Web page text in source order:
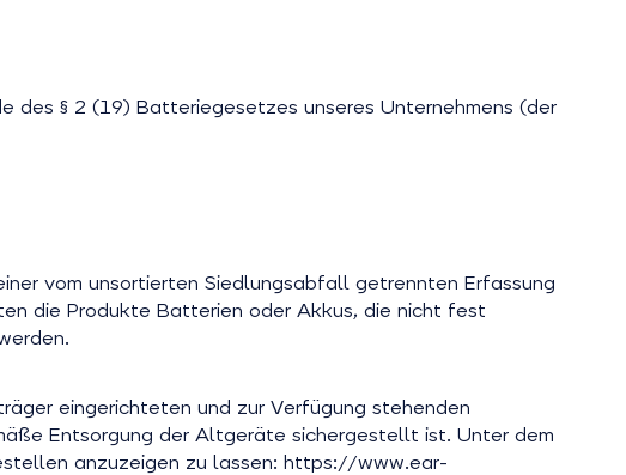
des § 2 (19) Batteriegesetzes unseres Unternehmens (der
vom unsortierten Siedlungsabfall getrennten Erfassung
die Produkte Batterien oder Akkus, die nicht fest
eingerichteten und zur Verfügung stehenden
Entsorgung der Altgeräte sichergestellt ist. Unter dem
anzuzeigen zu lassen: https://www.ear-